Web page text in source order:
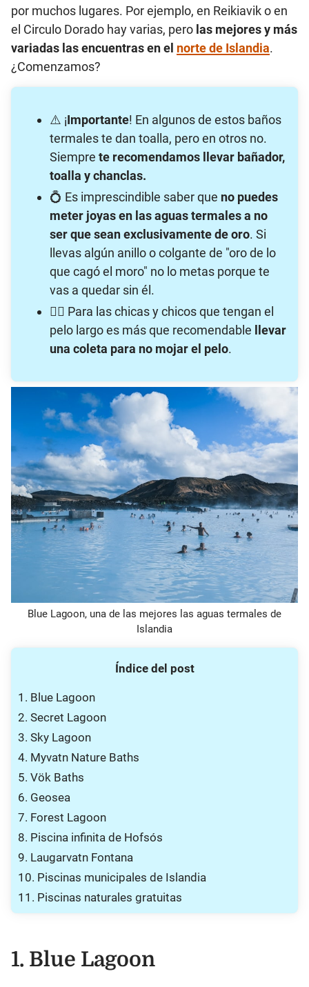
por muchos lugares. Por ejemplo, en Reikiavik o en
el Circulo Dorado hay varias, pero las mejores y más
variadas las encuentras en el norte de Islandia.
¿Comenzamos?
⚠️ ¡Importante! En algunos de estos baños
termales te dan toalla, pero en otros no.
Siempre te recomendamos llevar bañador,
toalla y chanclas.
💍 Es imprescindible saber que no puedes
meter joyas en las aguas termales a no
ser que sean exclusivamente de oro. Si
llevas algún anillo o colgante de "oro de lo
que cagó el moro" no lo metas porque te
vas a quedar sin él.
🙎‍♀️ Para las chicas y chicos que tengan el
pelo largo es más que recomendable llevar
una coleta para no mojar el pelo.
Blue Lagoon, una de las mejores las aguas termales de
Islandia
Índice del post
1. Blue Lagoon
2. Secret Lagoon
3. Sky Lagoon
4. Myvatn Nature Baths
5. Vök Baths
6. Geosea
7. Forest Lagoon
8. Piscina infinita de Hofsós
9. Laugarvatn Fontana
10. Piscinas municipales de Islandia
11. Piscinas naturales gratuitas
1. Blue Lagoon